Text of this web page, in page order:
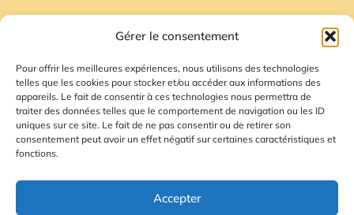
Gérer le consentement
Pour offrir les meilleures expériences, nous utilisons des technologies
telles que les cookies pour stocker et/ou accéder aux informations des
appareils. Le fait de consentir à ces technologies nous permettra de
traiter des données telles que le comportement de navigation ou les ID
uniques sur ce site. Le fait de ne pas consentir ou de retirer son
consentement peut avoir un effet négatif sur certaines caractéristiques et
fonctions.
Accepter
Mentions Légales
Plan du site
Gestion des Cookies